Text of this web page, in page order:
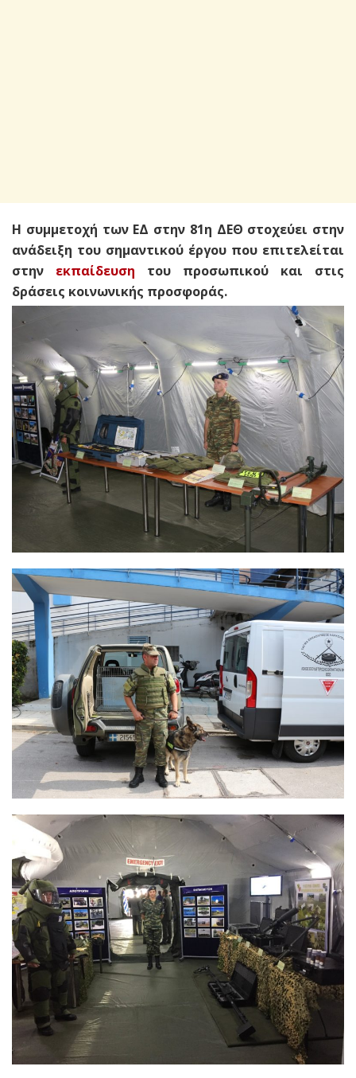
Η συμμετοχή των ΕΔ στην 81η ΔΕΘ στοχεύει στην
ανάδειξη του σημαντικού έργου που επιτελείται
στην εκπαίδευση του προσωπικού και στις
δράσεις κοινωνικής προσφοράς.